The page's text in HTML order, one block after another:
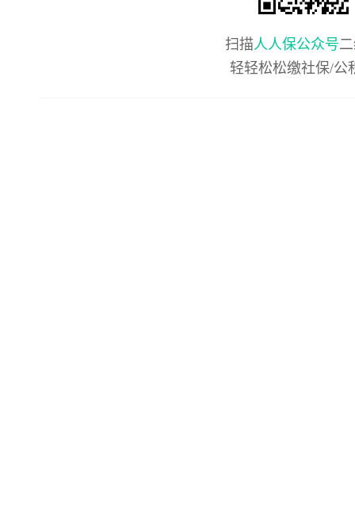
扫描人人保公众号
轻轻松松缴社保/公